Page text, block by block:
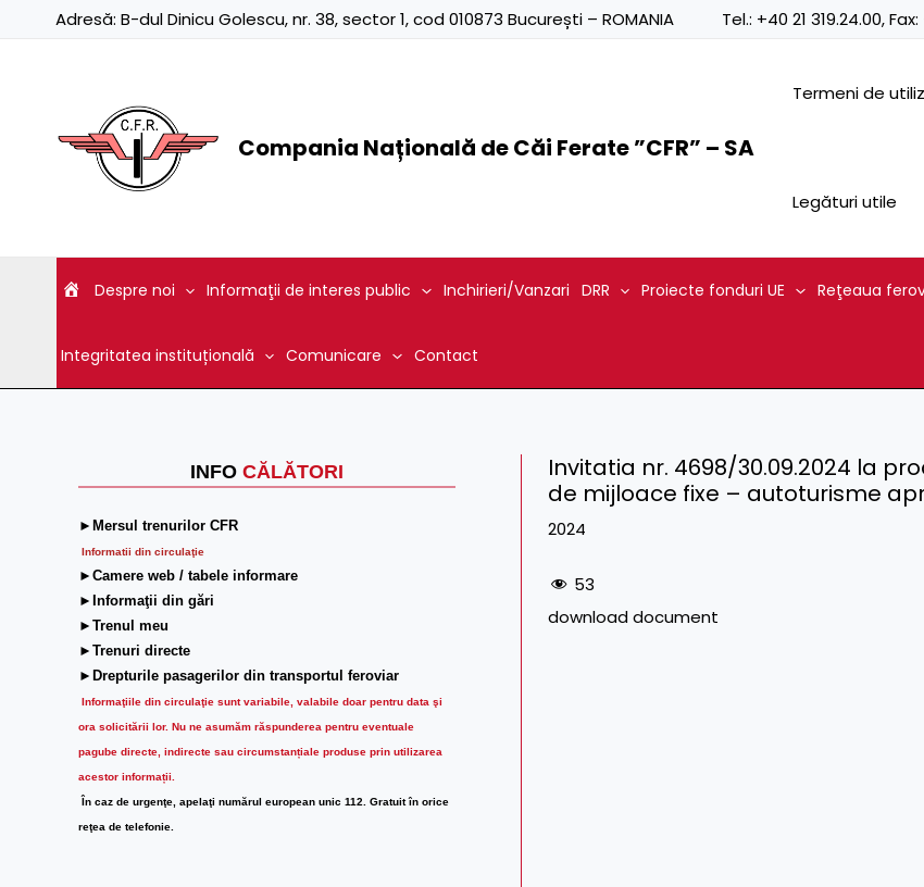
Adresă: B-dul Dinicu Golescu, nr. 38, sector 1, cod 010873 București – ROMANIA Tel.: +40 21 319.24.00, Fax:
Compania Națională de Căi Ferate ”CFR” – SA
Termeni de
Legături utile
Despre noi Informaţii de interes public Inchirieri/Vanzari DRR Proiecte fonduri UE Reţeaua
Integritatea instituțională Comunicare Contact
INFO CĂLĂTORI
►Mersul trenurilor CFR
Informatii din circulaţie
►Camere web / tabele informare
►Informaţii din gări
►Trenul meu
►Trenuri directe
►Drepturile pasagerilor din transportul feroviar
Informaţiile din circulaţie sunt variabile, valabile doar pentru data şi
ora solicitării lor. Nu ne asumăm răspunderea pentru eventuale
pagube directe, indirecte sau circumstanțiale produse prin utilizarea
acestor informații.
În caz de urgenţe, apelaţi numărul european unic 112. Gratuit în orice
reţea de telefonie.
Invitatia nr. 4698/30.09.2024 la
de mijloace fixe – autoturisme
2024
53
download document